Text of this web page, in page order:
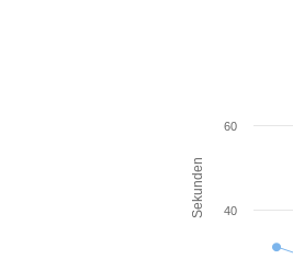
Sekunden 40
60